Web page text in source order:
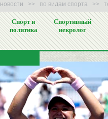
новости >> по видам спорта >>
Спорт и
политика
Спортивный
некролог